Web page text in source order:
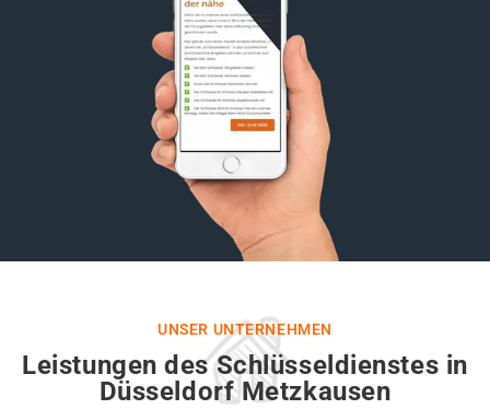
UNSER UNTERNEHMEN
Leistungen des Schlüsseldienstes in
Düsseldorf Metzkausen